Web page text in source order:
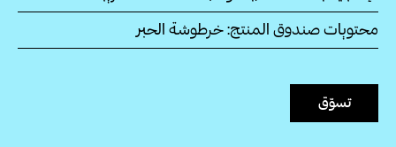
محتويات صندوق المنتج: خرطوشة الحبر
تسوّق